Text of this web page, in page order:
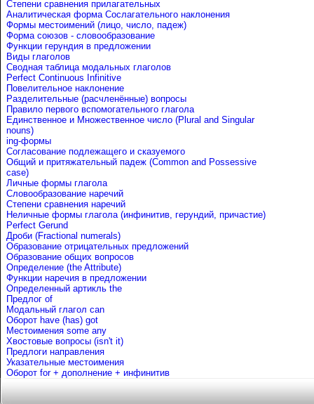
Степени сравнения прилагательных
Аналитическая форма Сослагательного наклонения
Формы местоимений (лицо, число, падеж)
Форма союзов - словообразование
Функции герундия в предложении
Виды глаголов
Сводная таблица модальных глаголов
Perfect Continuous Infinitive
Повелительное наклонение
Разделительные (расчленённые) вопросы
Правило первого вспомогательного глагола
Единственное и Множественное число (Plural and Singular
nouns)
ing-формы
Согласование подлежащего и сказуемого
Общий и притяжательный падеж (Common and Possessive
case)
Личные формы глагола
Словообразование наречий
Степени сравнения наречий
Неличные формы глагола (инфинитив, герундий, причастие)
Perfect Gerund
Дроби (Fractional numerals)
Образование отрицательных предложений
Образование общих вопросов
Определение (the Attribute)
Функции наречия в предложении
Определенный артикль the
Предлог of
Mодальный глагол can
Оборот have (has) got
Местоимения some any
Хвостовые вопросы (isn't it)
Предлоги направления
Указательные местоимения
Оборот for + дополнение + инфинитив